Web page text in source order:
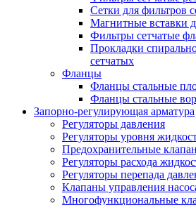
Сетки для фильтров
Магнитные вставки
Фильтры сетчатые
Прокладки
сетчатых
Фланцы
Фланцы стальные
Фланцы стальные
Запорно-регулирующая арматура
Регуляторы давления
Регуляторы уровня
Предохранительные
Регуляторы расхода
Регуляторы перепада
Клапаны управления
Многофункциональные